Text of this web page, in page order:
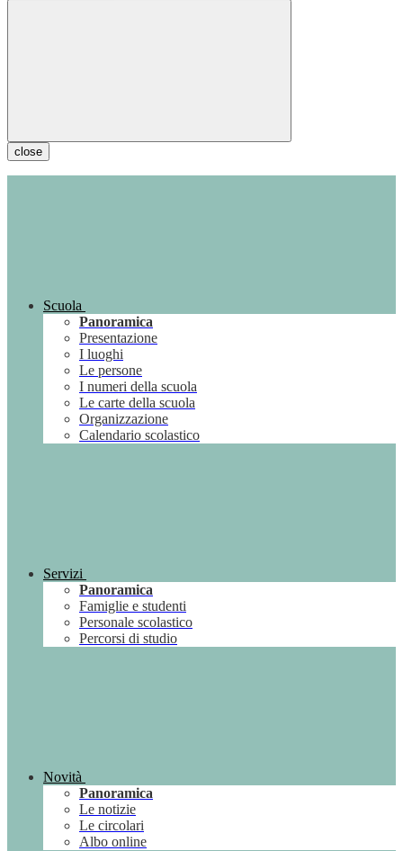
close
Scuola
Panoramica
Presentazione
I luoghi
Le persone
I numeri della scuola
Le carte della scuola
Organizzazione
Calendario scolastico
Servizi
Panoramica
Famiglie e studenti
Personale scolastico
Percorsi di studio
Novità
Panoramica
Le notizie
Le circolari
Albo online